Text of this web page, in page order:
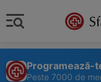
Programează-
Peste 7000 de